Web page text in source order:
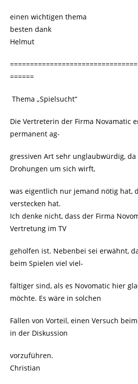
einen wichtigen thema
besten dank
Helmut
======
Thema „Spielsucht“
Die Vertreterin der Firma Novamatic
permanent ag-
gressiven Art sehr unglaubwürdig,
Drohungen um sich wirft,
was eigentlich nur jemand nötig hat,
verstecken hat.
Ich denke nicht, dass der Firma
Vertretung im TV
geholfen ist. Nebenbei sei erwähnt,
beim Spielen viel viel-
fältiger sind, als es Novomatic hier
möchte. Es wäre in solchen
Fällen von Vorteil, einen Versuch
in der Diskussion
vorzuführen.
Christian